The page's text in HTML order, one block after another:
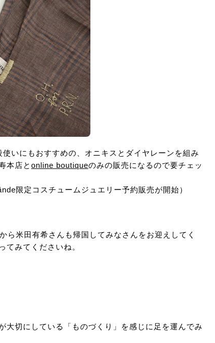
いにもおすすめの、オニキスとダイヤレーンを組み
本店と online boutiqueのみの販売になるので要チェッ
限定コスチュームジュエリー予約販売が開始）
ら米田有希さんも帰国してみなさんをお迎えしてく
みてくださいね。
大切にしている「ものづくり」を感じに足を運んでみ